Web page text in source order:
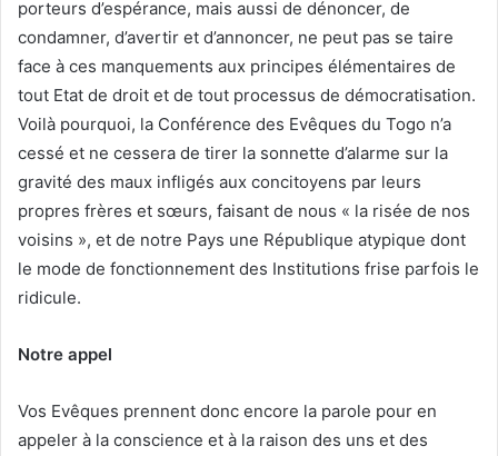
porteurs d’espérance, mais aussi de dénoncer, de
condamner, d’avertir et d’annoncer, ne peut pas se taire
face à ces manquements aux principes élémentaires de
tout Etat de droit et de tout processus de démocratisation.
Voilà pourquoi, la Conférence des Evêques du Togo n’a
cessé et ne cessera de tirer la sonnette d’alarme sur la
gravité des maux infligés aux concitoyens par leurs
propres frères et sœurs, faisant de nous « la risée de nos
voisins », et de notre Pays une République atypique dont
le mode de fonctionnement des Institutions frise parfois le
ridicule.
Notre appel
Vos Evêques prennent donc encore la parole pour en
appeler à la conscience et à la raison des uns et des